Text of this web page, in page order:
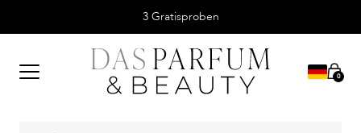
3 Gratisproben
0